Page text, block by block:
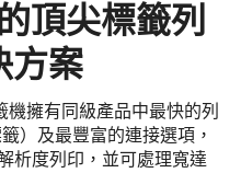
頂尖標籤列
方案
擁有同級產品中最快的列
）及最豐富的連接選項，
析度列印，並可處理寬達